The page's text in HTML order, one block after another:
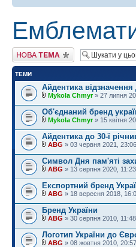
Створити нову тему
ТЕМИ
Айдентика відзначення
Mykola Chmyr» 27 липня
Об'єднаний бренд
Mykola Chmyr» 15 квітня
Айдентика до 30-ї
ABG » 03 червня 2021, 23:06
Символ Дня пам'яті
ABG » 13 серпня 2020, 11:23
Експортний бренд
ABG » 18 вересня 2018,
Бренд України
ABG » 30 серпня 2010, 11:48
Логотип України до
ABG » 08 жовтня 2010, 20:57